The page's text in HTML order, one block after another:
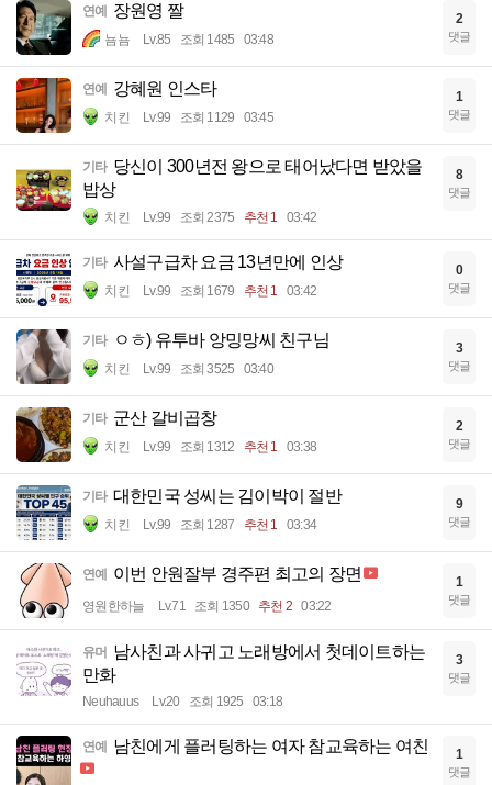
연예 장원영 짤
뇸뇸 Lv.85 조회 1485 03:48
2
댓글
연예 강혜원 인스타
치킨 Lv.99 조회 1129 03:45
1
댓글
기타 당신이 300년전 왕으로 태어났다면 받았을
밥상
치킨 Lv.99 조회 2375 추천 1 03:42
8
댓글
기타 사설구급차 요금 13년만에 인상
치킨 Lv.99 조회 1679 추천 1 03:42
0
댓글
기타 ㅇㅎ) 유투바 앙밍망씨 친구님
치킨 Lv.99 조회 3525 03:40
3
댓글
기타 군산 갈비곱창
치킨 Lv.99 조회 1312 추천 1 03:38
2
댓글
기타 대한민국 성씨는 김이박이 절반
치킨 Lv.99 조회 1287 추천 1 03:34
9
댓글
연예 이번 안원잘부 경주편 최고의 장면
영원한하늘 Lv.71 조회 1350 추천 2 03:22
1
댓글
유머 남사친과 사귀고 노래방에서 첫데이트하는
만화
Neuhauus Lv.20 조회 1925 03:18
3
댓글
연예 남친에게 플러팅하는 여자 참교육하는 여친 1
댓글